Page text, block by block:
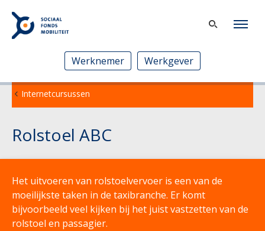
Werknemer Werkgever
Internetcursussen
Rolstoel ABC
Het uitvoeren van rolstoelvervoer is een van de
moeilijkste taken in de taxibranche. Er komt
bijvoorbeeld veel kijken bij het juist vastzetten van de
rolstoel en passagier.